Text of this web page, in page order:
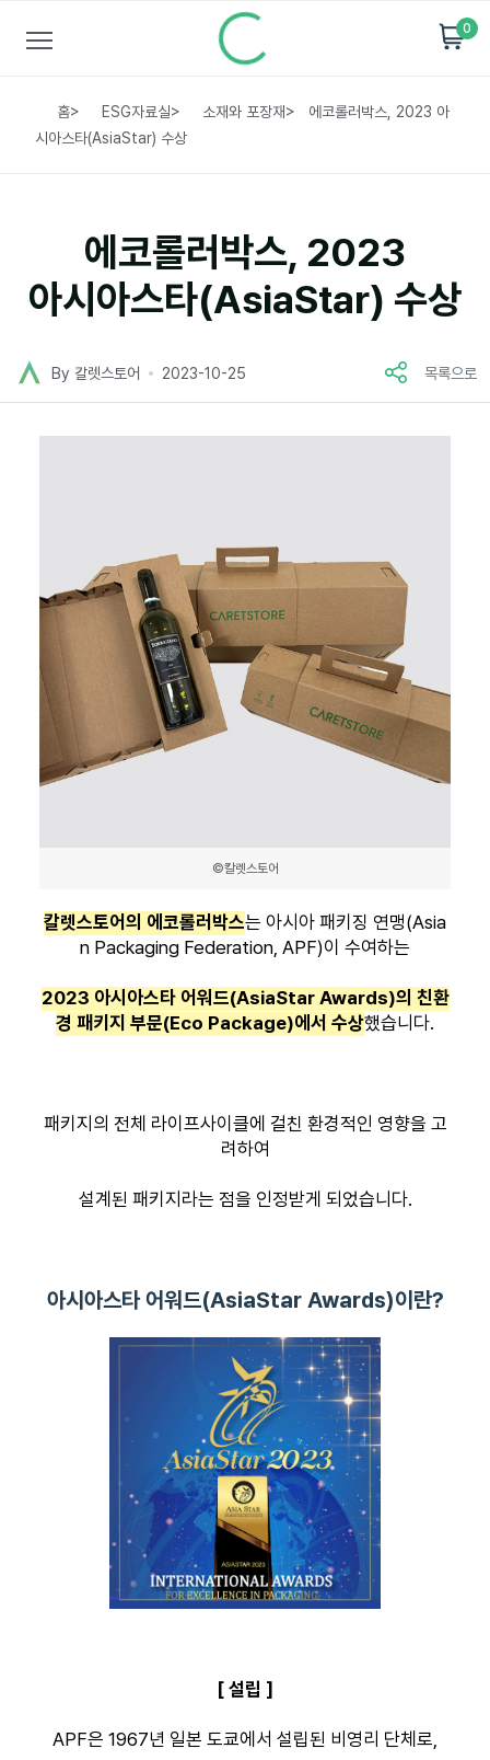
0
홈> ESG자료실> 소재와 포장재>
에코롤러박스, 2023 아
시아스타(AsiaStar) 수상
에코롤러박스, 2023
아시아스타(AsiaStar) 수상
By 칼렛스토어 2023-10-25 목록으로
©칼렛스토어
칼렛스토어의 에코롤러박스는 아시아 패키징 연맹(Asia
n Packaging Federation, APF)이 수여하는
2023 아시아스타 어워드(AsiaStar Awards)의 친환
경 패키지 부문(Eco Package)에서 수상했습니다.
패키지의 전체 라이프사이클에 걸친 환경적인 영향을 고
려하여
설계된 패키지라는 점을 인정받게 되었습니다.
아시아스타 어워드(AsiaStar Awards)이란?
[ 설립 ]
APF은 1967년 일본 도쿄에서 설립된 비영리 단체로,